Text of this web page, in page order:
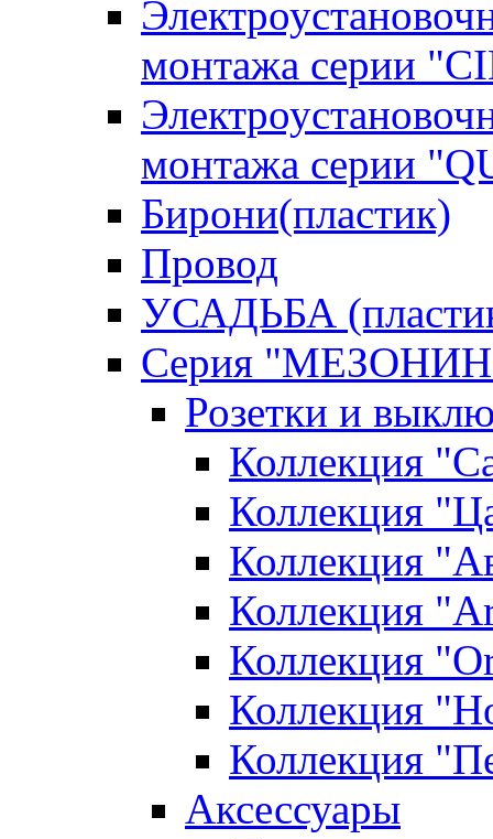
монтажа серии
монтажа серии
Бирони(пластик)
Провод
УСАДЬБА
Серия
Розетки и
Коллекция
Коллекция
Коллекция
Коллекция
Коллекция
Коллекция
Коллекция
Аксессуары